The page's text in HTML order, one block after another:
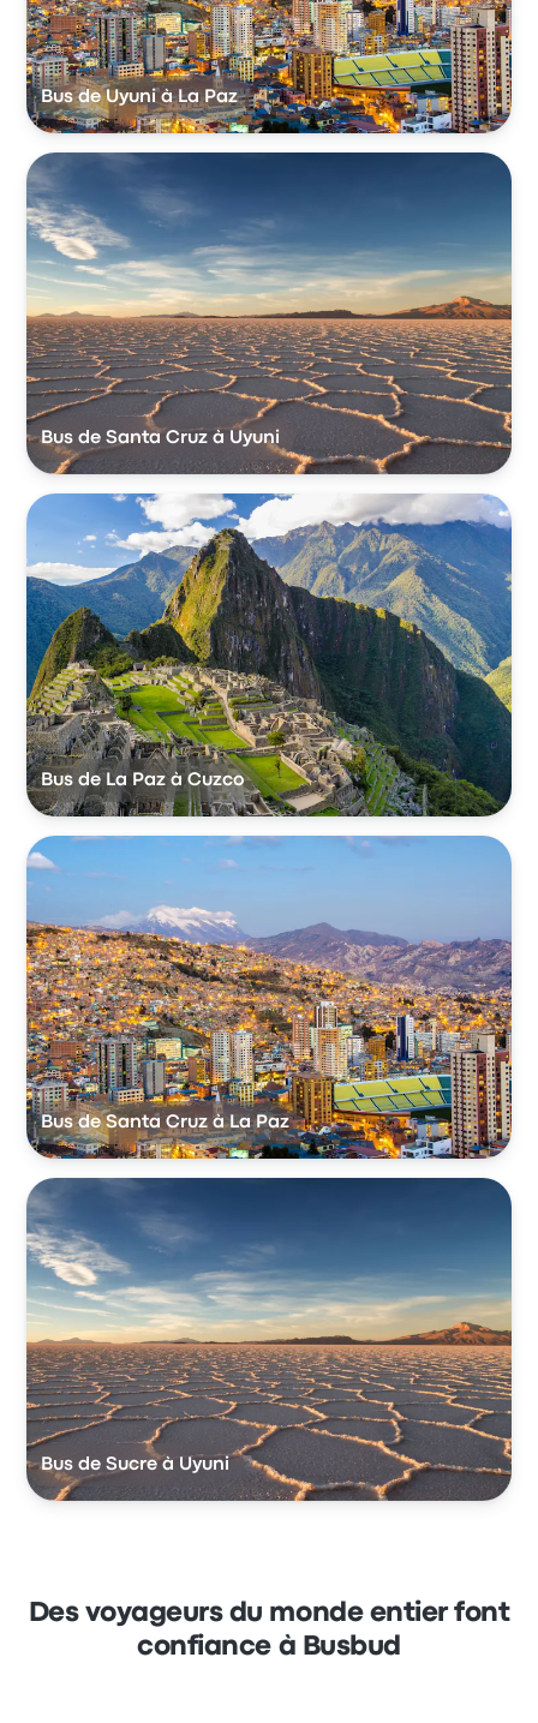
Bus de Uyuni à La Paz
Bus de Santa Cruz à Uyuni
Bus de La Paz à Cuzco
Bus de Santa Cruz à La Paz
Bus de Sucre à Uyuni
Des voyageurs du monde entier font
confiance à Busbud